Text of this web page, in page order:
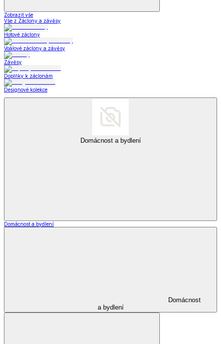
Zobrazit vše
Vše z Záclony a závěsy
Hotové záclony
Voálové záclony a závěsy
Závěsy
Doplňky k záclonám
Designové kolekce
Domácnost a bydlení
Domácnost a bydlení
Domácnost
a bydlení